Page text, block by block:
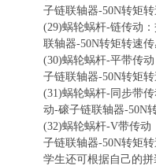
子链联轴器-50N转矩
(29)蜗轮蜗杆-链传动
联轴器-50N转矩转速
(30)蜗轮蜗杆-平带传
子链联轴器-50N转矩
(31)蜗轮蜗杆-同步带
动-磙子链联轴器-50N
(32)蜗轮蜗杆-V带传动
子链联轴器-50N转矩
学生还可根据自己的